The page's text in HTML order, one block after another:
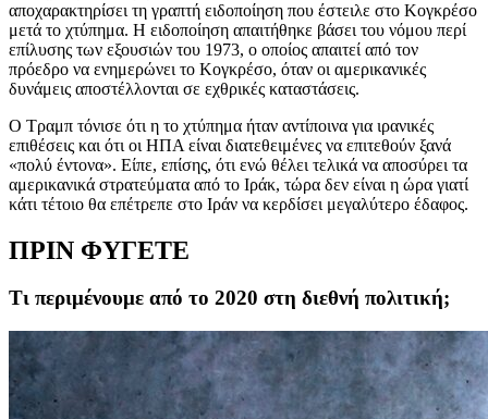
αποχαρακτηρίσει τη γραπτή ειδοποίηση που έστειλε στο Κογκρέσο
μετά το χτύπημα. Η ειδοποίηση απαιτήθηκε βάσει του νόμου περί
επίλυσης των εξουσιών του 1973, ο οποίος απαιτεί από τον
πρόεδρο να ενημερώνει το Κογκρέσο, όταν οι αμερικανικές
δυνάμεις αποστέλλονται σε εχθρικές καταστάσεις.
Ο Τραμπ τόνισε ότι η το χτύπημα ήταν αντίποινα για ιρανικές
επιθέσεις και ότι οι ΗΠΑ είναι διατεθειμένες να επιτεθούν ξανά
«πολύ έντονα». Είπε, επίσης, ότι ενώ θέλει τελικά να αποσύρει τα
αμερικανικά στρατεύματα από το Ιράκ, τώρα δεν είναι η ώρα γιατί
κάτι τέτοιο θα επέτρεπε στο Ιράν να κερδίσει μεγαλύτερο έδαφος.
ΠΡΙΝ ΦΥΓΕΤΕ
Τι περιμένουμε από το 2020 στη διεθνή πολιτική;